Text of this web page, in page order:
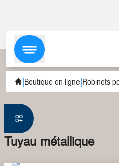
|Boutique en ligne|Robinets
Tuyau métallique